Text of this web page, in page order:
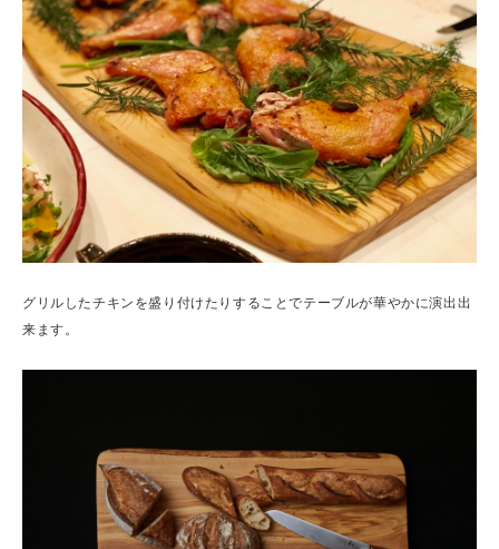
グリルしたチキンを盛り付けたりすることでテーブルが華やかに演出出
来ます。